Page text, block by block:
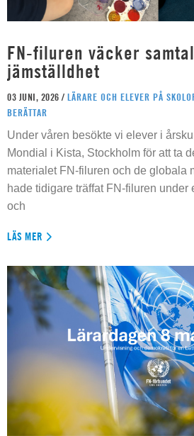
FN-filuren väcker
jämställdhet
03 JUNI, 2026 / LÄRARE OCH ELEVER PÅ
BERÄTTAR
Under våren besökte vi elever i
Mondial i Kista, Stockholm för att ta
materialet FN-filuren och de globala
hade tidigare träffat FN-filuren under
och
LÄS MER